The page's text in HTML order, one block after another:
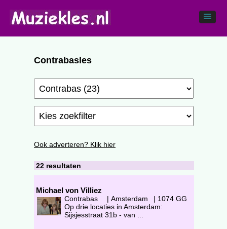
Contrabasles
Ook adverteren? Klik hier
22 resultaten
Michael von Villiez
Contrabas | Amsterdam | 1074 GG
Op drie locaties in Amsterdam:
Sijsjesstraat 31b - van ...